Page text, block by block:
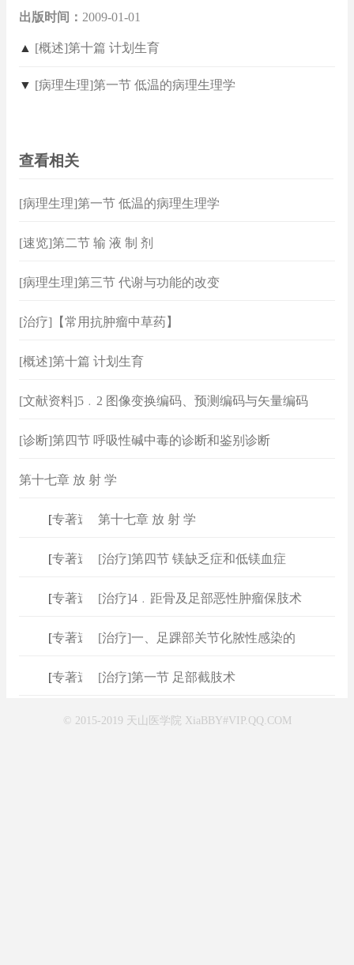
出版时间： 2009-01-01
▲ [概述]第十篇 计划生育
▼ [病理生理]第一节 低温的病理生理学
查看相关
[病理生理]第一节 低温的病理生理学
[速览]第二节 输 液 制 剂
[病理生理]第三节 代谢与功能的改变
[治疗]【常用抗肿瘤中草药】
[概述]第十篇 计划生育
[文献资料]5﹒2 图像变换编码、预测编码与矢量编码
[诊断]第四节 呼吸性碱中毒的诊断和鉴别诊断
第十七章 放 射 学
专著速查]
第十七章 放 射 学
专著速查 ]
[治疗]第四节 镁缺乏症和低镁血症
专著速查 ]
[治疗]4﹒距骨及足部恶性肿瘤保肢术
专著速查 ]
[治疗]一、足踝部关节化脓性感染的
专著速查 ]
[治疗]第一节 足部截肢术
© 2015-2019 天山医学院 XiaBBY#VIP.QQ.COM